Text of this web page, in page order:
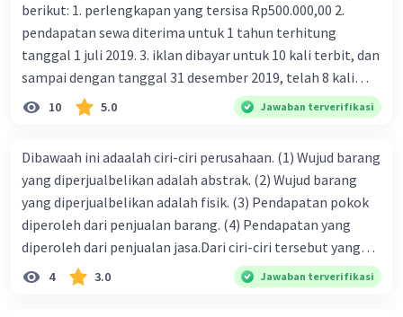
berikut: 1. perlengkapan yang tersisa Rp500.000,00 2.
pendapatan sewa diterima untuk 1 tahun terhitung
tanggal 1 juli 2019. 3. iklan dibayar untuk 10 kali terbit, dan
sampai dengan tanggal 31 desember 2019, telah 8 kali
terbit. 4. gaji terutang untuk periode berjalan sebesar
Rp800.000,00 dari data di atas, pencatatan jurnal pembalik
10 5.0 Jawaban terverifikasi
Dibawaah ini adaalah ciri-ciri perusahaan. (1) Wujud barang
yang diperjualbelikan adalah abstrak. (2) Wujud barang
yang diperjualbelikan adalah fisik. (3) Pendapatan pokok
diperoleh dari penjualan barang. (4) Pendapatan yang
diperoleh dari penjualan jasa.Dari ciri-ciri tersebut yang
merupakan ciri dari perusahaan dagang ditunjukan pada
nomor…. a. 1 dan 3 b. 3 dan 4 c. 2 dan 3 d. 1 dan 2 e. 2 dan 4
4 3.0 Jawaban terverifikasi